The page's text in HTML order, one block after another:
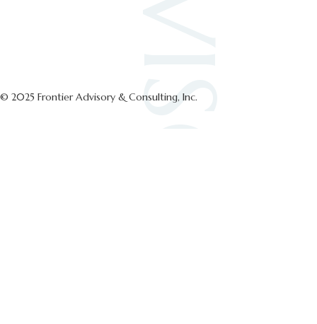
© 2025 Frontier Advisory & Consulting, Inc.